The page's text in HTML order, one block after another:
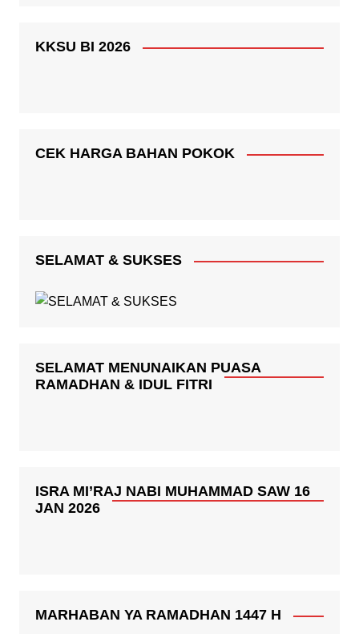
KKSU BI 2026
CEK HARGA BAHAN POKOK
SELAMAT & SUKSES
SELAMAT MENUNAIKAN PUASA
RAMADHAN & IDUL FITRI
ISRA MI’RAJ NABI MUHAMMAD SAW 16
JAN 2026
MARHABAN YA RAMADHAN 1447 H